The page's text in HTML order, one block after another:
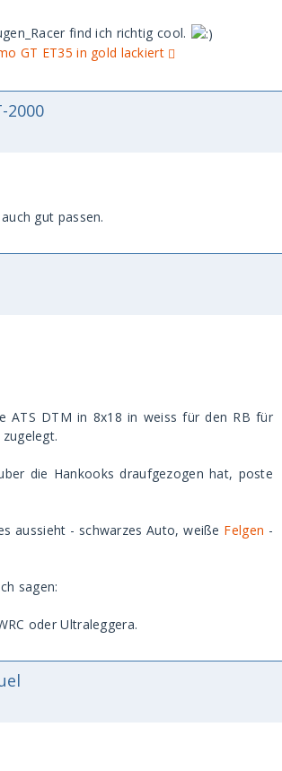
find ich richtig cool.
GT ET35 in gold lackiert
2000
gut passen.
ATS DTM in 8x18 in weiss für den RB für
die Hankooks draufgezogen hat, poste
aussieht - schwarzes Auto, weiße Felgen -
sagen:
oder Ultraleggera.